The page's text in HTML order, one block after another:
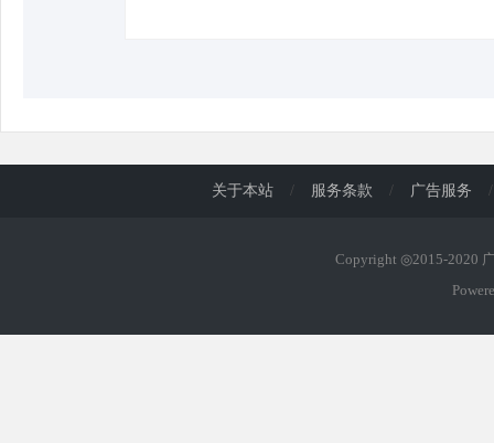
关于本站 / 服务条款 / 广告服务 /
Copyright ◎2015-2020